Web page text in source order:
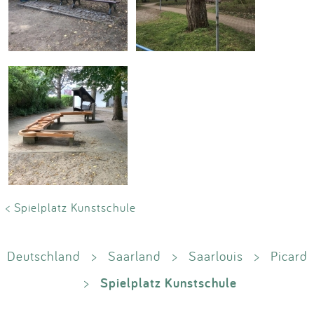
< Spielplatz Kunstschule
Deutschland > Saarland > Saarlouis >
Picard
>
Spielplatz Kunstschule